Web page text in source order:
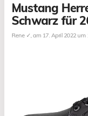
Mustang
Schwarz für
Rene ✓, am 17. April 2022 um